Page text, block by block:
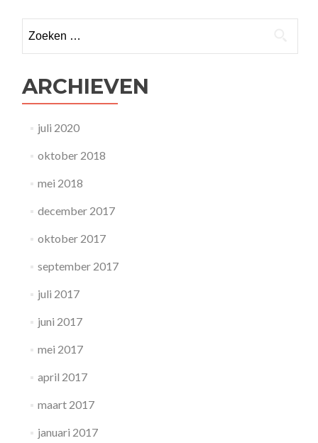
naar:
ARCHIEVEN
juli 2020
oktober 2018
mei 2018
december 2017
oktober 2017
september 2017
juli 2017
juni 2017
mei 2017
april 2017
maart 2017
januari 2017